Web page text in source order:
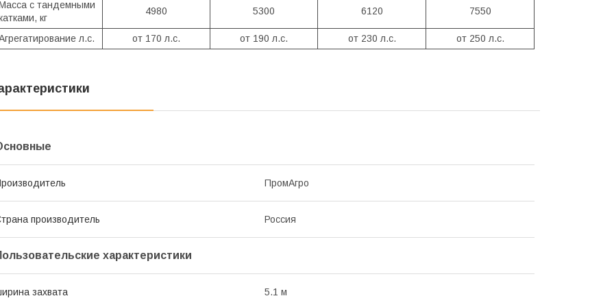
с тандемными
кг
4980 5300 6120 7550
л.с. от 170 л.с. от 190 л.с. от 230 л.с. от 250 л.с.
ПромАгро
производитель Россия
характеристики
захвата 5.1 м